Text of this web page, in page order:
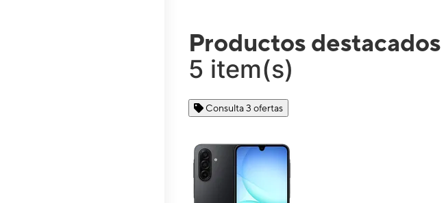
Productos destacados
5 item(s)
Consulta 3 ofertas